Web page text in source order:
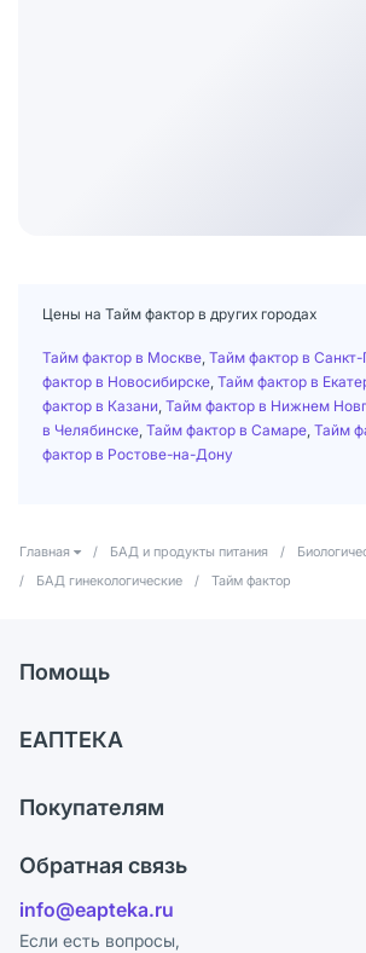
Цены на Тайм фактор в других городах
Тайм фактор в Москве Тайм фактор в Санкт-
фактор в Новосибирске Тайм фактор в
фактор в Казани Тайм фактор в Нижнем
в Челябинске Тайм фактор в Самаре Тайм
фактор в Ростове-на-Дону
Главная / БАД и продукты питания /
/
БАД гинекологические / Тайм фактор
Помощь
Обмен и возврат
Блог
ЕАПТЕКА
Карьера
Поставщики
Лицензия
Реклама на сайте
Покупателям
Программа СберСпасибо
Обратная связь
info@eapteka.ru
Если есть вопросы,